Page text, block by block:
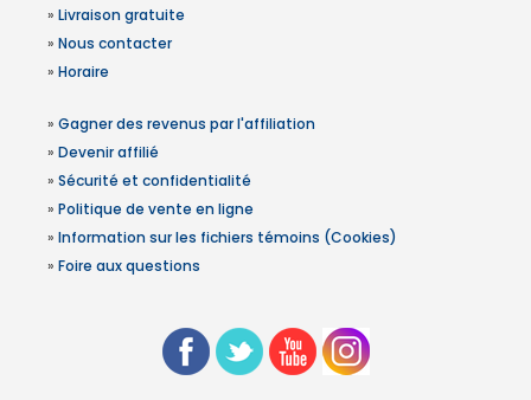
» Livraison gratuite
» Nous contacter
» Horaire
» Gagner des revenus par l'affiliation
» Devenir affilié
» Sécurité et confidentialité
» Politique de vente en ligne
» Information sur les fichiers témoins (Cookies)
» Foire aux questions